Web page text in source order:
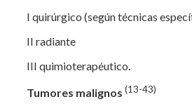
I quirúrgico (según técnicas
II radiante
III quimioterapéutico.
Tumores malignos (13-43)